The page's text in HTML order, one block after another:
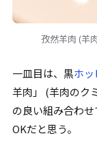
孜然羊肉 (羊
一皿目は、黒ホッ
羊肉 」 (羊肉のク
の良い組み合わせ
OKだと思う。